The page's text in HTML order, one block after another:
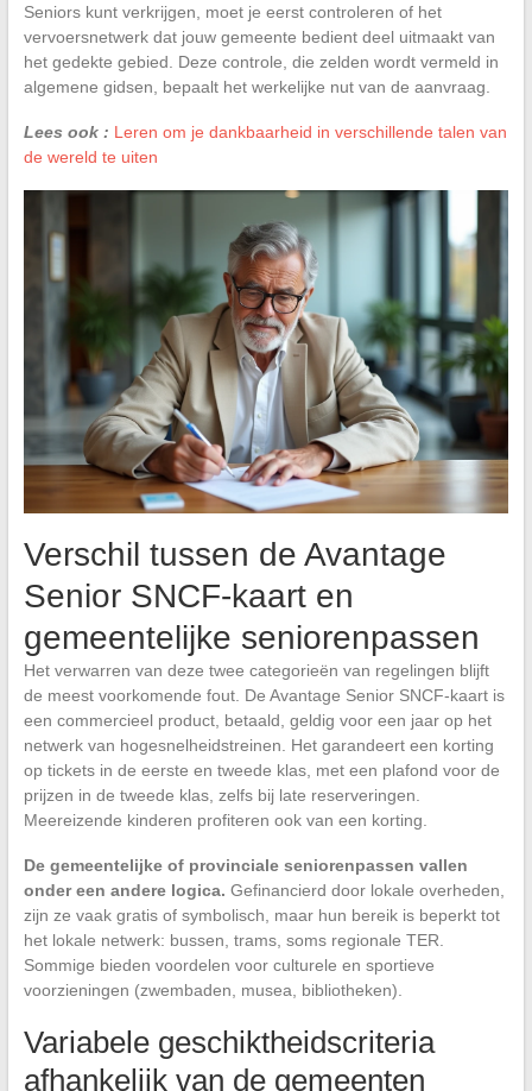
Seniors kunt verkrijgen, moet je eerst controleren of het
vervoersnetwerk dat jouw gemeente bedient deel uitmaakt van
het gedekte gebied. Deze controle, die zelden wordt vermeld in
algemene gidsen, bepaalt het werkelijke nut van de aanvraag.
Lees ook : Leren om je dankbaarheid in verschillende talen van
de wereld te uiten
Verschil tussen de Avantage
Senior SNCF-kaart en
gemeentelijke seniorenpassen
Het verwarren van deze twee categorieën van regelingen blijft
de meest voorkomende fout. De Avantage Senior SNCF-kaart is
een commercieel product, betaald, geldig voor een jaar op het
netwerk van hogesnelheidstreinen. Het garandeert een korting
op tickets in de eerste en tweede klas, met een plafond voor de
prijzen in de tweede klas, zelfs bij late reserveringen.
Meereizende kinderen profiteren ook van een korting.
De gemeentelijke of provinciale seniorenpassen vallen
onder een andere logica. Gefinancierd door lokale overheden,
zijn ze vaak gratis of symbolisch, maar hun bereik is beperkt tot
het lokale netwerk: bussen, trams, soms regionale TER.
Sommige bieden voordelen voor culturele en sportieve
voorzieningen (zwembaden, musea, bibliotheken).
Variabele geschiktheidscriteria
afhankelijk van de gemeenten